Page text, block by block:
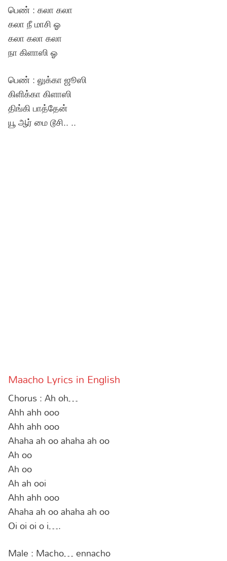
பெண் : கலா கலா
கலா நீ மாசி ஓ
கலா கலா கலா
நா கிளாஸி ஓ
பெண் : லுக்கா ஜூஸி
கிளிக்கா கிளாஸி
திங்கி பாத்தேன்
யூ ஆர் மை டூசி.. ..
Maacho Lyrics in English
Chorus : Ah oh…
Ahh ahh ooo
Ahh ahh ooo
Ahaha ah oo ahaha ah oo
Ah oo
Ah oo
Ah ah ooi
Ahh ahh ooo
Ahaha ah oo ahaha ah oo
Oi oi oi o i….
Male : Macho… ennacho